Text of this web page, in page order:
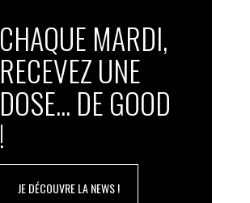
CHAQUE MARDI,
RECEVEZ UNE
DOSE... DE GOOD
!
JE DÉCOUVRE LA NEWS !